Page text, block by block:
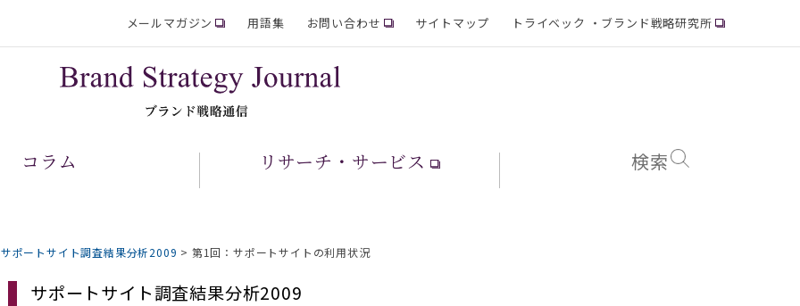
メールマガジン 用語集 お問い合わせ サイトマップ トライベック ・ブランド戦略研究所
コラム リサーチ・サービス 検索
サポートサイト調査結果分析2009 > 第1回：サポートサイトの利用状況
サポートサイト調査結果分析2009